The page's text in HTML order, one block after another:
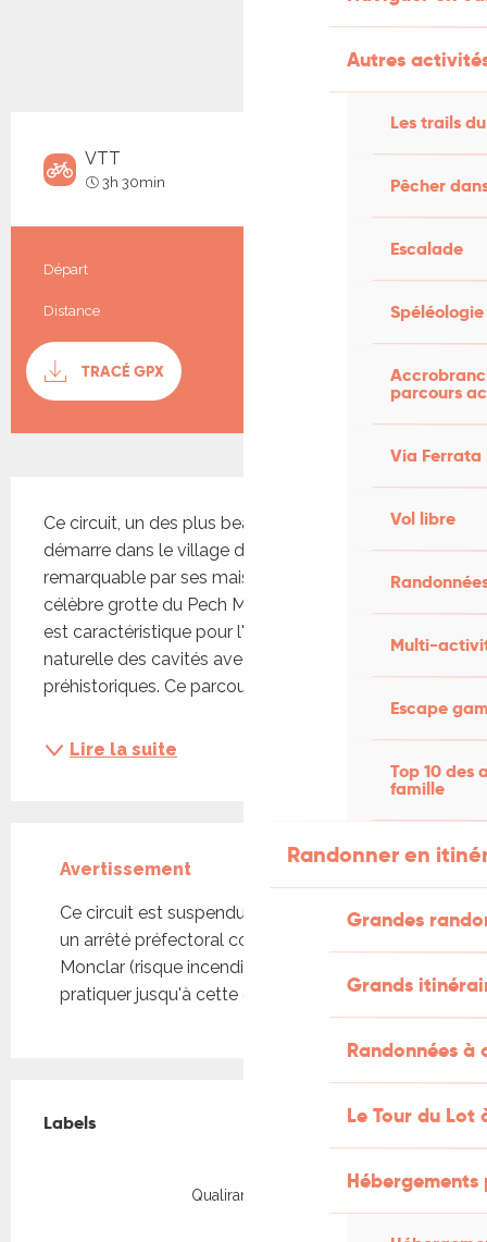
Autres
Les trails
Pêcher
Escalade
Spéléologie
parcours
Via Ferrata
Vol libre
Multi-
Escape
Top 10 des
famille
Randonner en
Grandes
Grands
Randonnées
Le Tour du Lot
VTT
3h 30min Difficile
Informations pratiques
Départ
Distance 28.0 km
Documentation
TRACÉ GPX
Ce circuit, un des plus beaux du département,
démarre dans le village de Cabrerets,
remarquable par ses maisons troglodytes et sa
célèbre grotte du Pech Merle. Cette grotte ornée
est caractéristique pour l'association de la beauté
naturelle des cavités avec les œuvres
préhistoriques. Ce parcours...
Lire la suite
Avertissement
Ce circuit est suspendu jusqu'au 31 août suite à
un arrêté préfectoral concernant la forêt de
Monclar (risque incendie). Merci de ne pas le
pratiquer jusqu'à cette date.
Labels
Labels
Qualirando Lot